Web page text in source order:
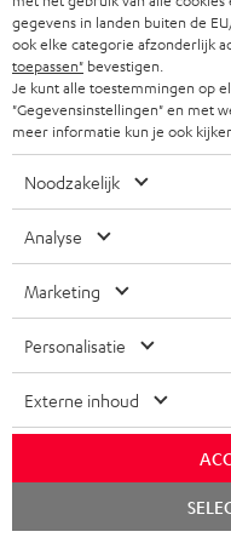
t
e
n
n
d
i
n
f
o
m
a
e
a
r
a
n
t
i
i
n
o
r
a
t
A
u
d
o
o
s
a
o
a
c
i
n
(00)800 200
Ma–vr
Weekend &
Teufel
Storefinder
Overzicht
gegevens in landen buiten de
ook elke categorie afzonderlijk
toepassen" bevestigen.
Je kunt alle toestemmingen op
"Gegevensinstellingen" en met
meer informatie kun je ook
Noodzakelijk
Analyse
Marketing
Personalisatie
Externe inhoud